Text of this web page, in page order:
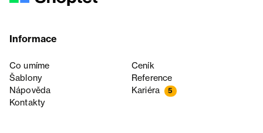
Informace
Co umíme
Ceník
Šablony
Reference
Nápověda
Kariéra 5
Kontakty